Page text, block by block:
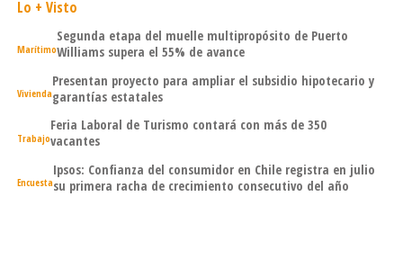
Lo + Visto
Marítimo
Segunda etapa del muelle multipropósito de Puerto
Williams supera el 55% de avance
Vivienda
Presentan proyecto para ampliar el subsidio hipotecario y
garantías estatales
Trabajo
Feria Laboral de Turismo contará con más de 350
vacantes
Encuesta
Ipsos: Confianza del consumidor en Chile registra en julio
su primera racha de crecimiento consecutivo del año